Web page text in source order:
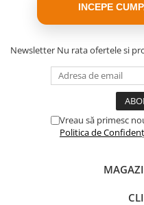
INCEPE
Newsletter Nu rata ofertele si
Vreau să primesc
Politica de